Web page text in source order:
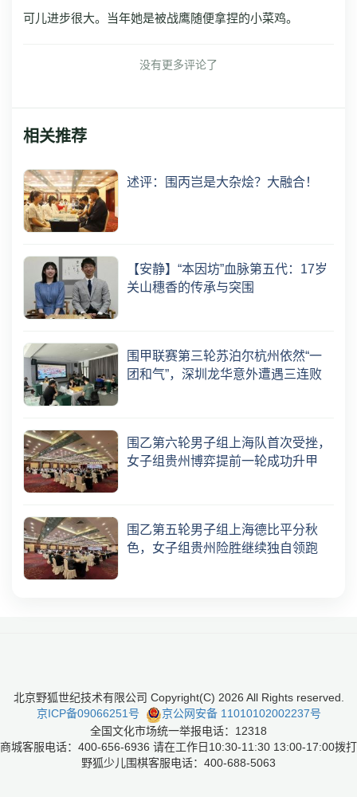
可儿进步很大。当年她是被战鹰随便拿捏的小菜鸡。
没有更多评论了
相关推荐
述评：围丙岂是大杂烩？大融合！
【安静】“本因坊”血脉第五代：17岁
关山穗香的传承与突围
围甲联赛第三轮苏泊尔杭州依然“一
团和气”，深圳龙华意外遭遇三连败
围乙第六轮男子组上海队首次受挫，
女子组贵州博弈提前一轮成功升甲
围乙第五轮男子组上海德比平分秋
色，女子组贵州险胜继续独自领跑
北京野狐世纪技术有限公司 Copyright(C) 2026 All Rights reserved.
京ICP备09066251号
京公网安备 11010102002237号
全国文化市场统一举报电话：12318
商城客服电话：400-656-6936 请在工作日10:30-11:30 13:00-17:00拨打
野狐少儿围棋客服电话：400-688-5063